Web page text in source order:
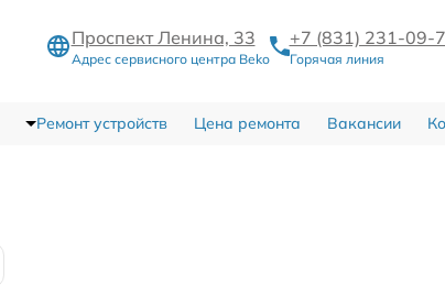
Проспект Ленина, 33
Адрес сервисного центра Beko
+7 (831) 231-09-
Горячая линия
Ремонт устройств Цена ремонта Вакансии